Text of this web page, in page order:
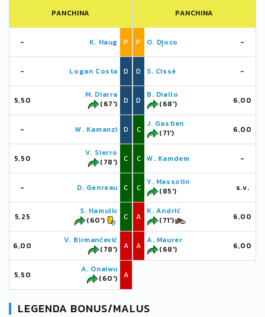
PANCHINA
- K. Haug P
- Logan Costa D
5,50
M. Diarra
(67')
D
- W. Kamanzi D
5,50
V. Sierro
(78')
C
- D. Genreau C
5,25
S. Hamulic
(60')
C
6,00
V. Birmančević
(78')
A
5,50
A. Onaiwu
(60')
A
PANCHINA
P O. Djoco -
D S. Cissé -
D
B. Diallo
(68')
6,00
C
J. Gastien
(71')
6,00
C W. Kamdem -
C
Y. Massolin
(85')
s.v.
A
K. Andrić
(71')
6,00
A
A. Maurer
(68')
6,00
LEGENDA BONUS/MALUS